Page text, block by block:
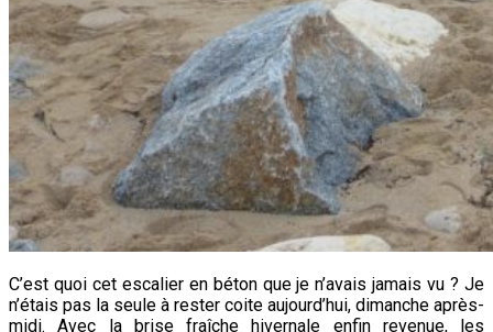
C’est quoi cet escalier en béton que je n’avais jamais vu ? Je
n’étais pas la seule à rester coite aujourd’hui, dimanche après-
midi. Avec la brise fraîche hivernale enfin revenue, les